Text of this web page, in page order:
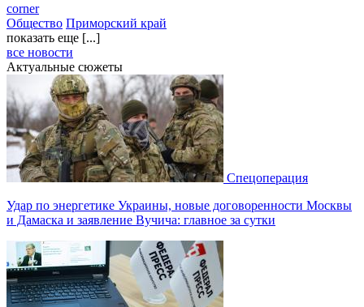
corner
Общество Приморский край
показать еще [...]
все новости
Актуальные сюжеты
Спецоперация
Удар по энергетике Украины, новые договоренности Москвы
и Дамаска и заявление Вучича: главное за сутки